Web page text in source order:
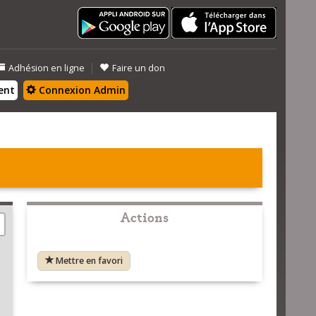
Adhésion en ligne | Faire un don
Connexion Admin
Actions
Mettre en favori